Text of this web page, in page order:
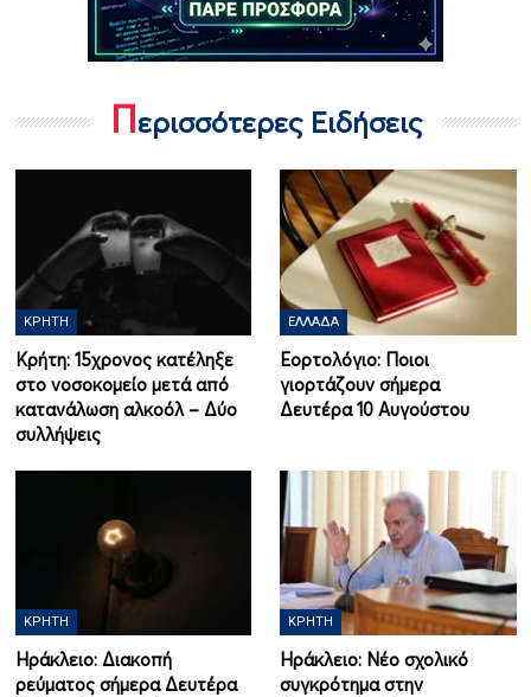
Περισσότερες Ειδήσεις
ΚΡΉΤΗ
Κρήτη: 15χρονος κατέληξε
στο νοσοκομείο μετά από
κατανάλωση αλκοόλ – Δύο
συλλήψεις
ΕΛΛΆΔΑ
Εορτολόγιο: Ποιοι
γιορτάζουν σήμερα
Δευτέρα 10 Αυγούστου
ΚΡΉΤΗ
Ηράκλειο: Διακοπή
ρεύματος σήμερα Δευτέρα
ΚΡΉΤΗ
Ηράκλειο: Νέο σχολικό
συγκρότημα στην